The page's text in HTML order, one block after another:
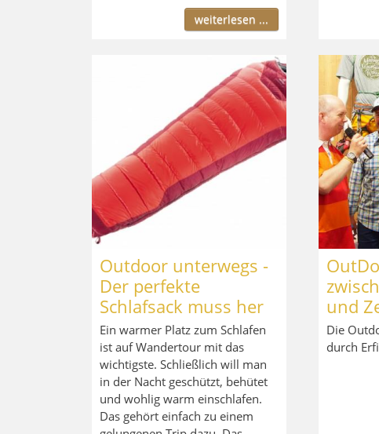
weiterlesen ...
Outdoor unterwegs -
Der perfekte
Schlafsack muss her
Ein warmer Platz zum Schlafen
ist auf Wandertour mit das
wichtigste. Schließlich will man
in der Nacht geschützt, behütet
und wohlig warm einschlafen.
Das gehört einfach zu einem
und
Die
durch